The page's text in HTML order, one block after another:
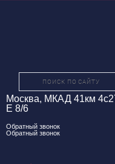
Москва, МКАД 41км
Е 8/6
Обратный звонок
Обратный звонок